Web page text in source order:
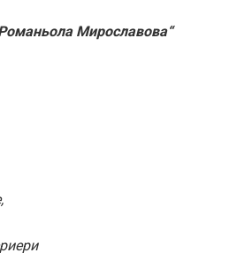
Мирославова“